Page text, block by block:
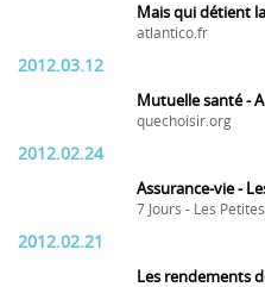
Mais qui détient
atlantico.fr
2012.03.12
Mutuelle santé -
quechoisir.org
2012.02.24
Assurance-vie -
7 Jours - Les
2012.02.21
Les rendements